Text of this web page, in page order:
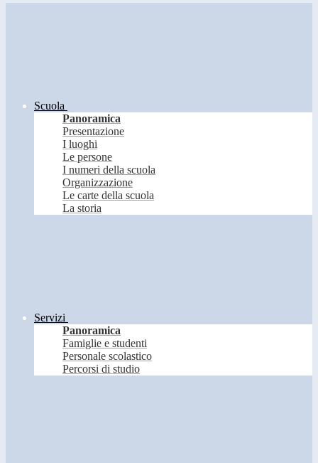
Scuola
Panoramica
Presentazione
I luoghi
Le persone
I numeri della scuola
Organizzazione
Le carte della scuola
La storia
Servizi
Panoramica
Famiglie e studenti
Personale scolastico
Percorsi di studio